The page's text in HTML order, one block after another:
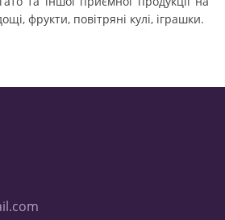
фрукти, повітряні кулі, іграшки.